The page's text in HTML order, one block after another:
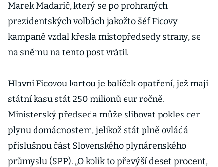
Marek Maďarič, který se po prohraných
prezidentských volbách jakožto šéf Ficovy
kampaně vzdal křesla místopředsedy strany, se
na sněmu na tento post vrátil.
Hlavní Ficovou kartou je balíček opatření, jež mají
státní kasu stát 250 milionů eur ročně.
Ministerský předseda může slibovat pokles cen
plynu domácnostem, jelikož stát plně ovládá
příslušnou část Slovenského plynárenského
průmyslu (SPP). „O kolik to převýší deset procent,